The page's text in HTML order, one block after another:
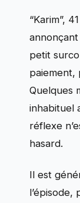
“Karim”,
petit
paiement,
Quelques
inhabituel
réflexe
hasard.
Il est
l’épisode,